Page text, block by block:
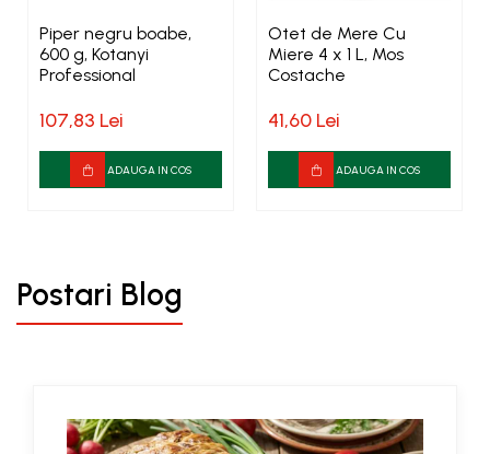
Piper negru boabe,
600 g, Kotanyi
Professional
107,83 Lei
ADAUGA IN COS
Otet de Mere Cu
Miere 4 x 1 L, Mos
Costache
41,60 Lei
ADAUGA IN COS
Postari Blog